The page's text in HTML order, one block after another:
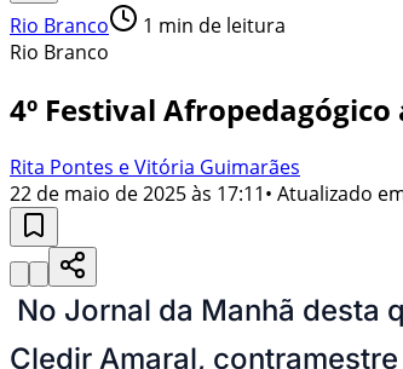
Rio Branco 1 min de leitura
Rio Branco
4º Festival
Rita Pontes e Vitória Guimarães
22 de maio de 2025 às 17:11• Atualizado
No Jornal da Manhã desta
Cledir Amaral,